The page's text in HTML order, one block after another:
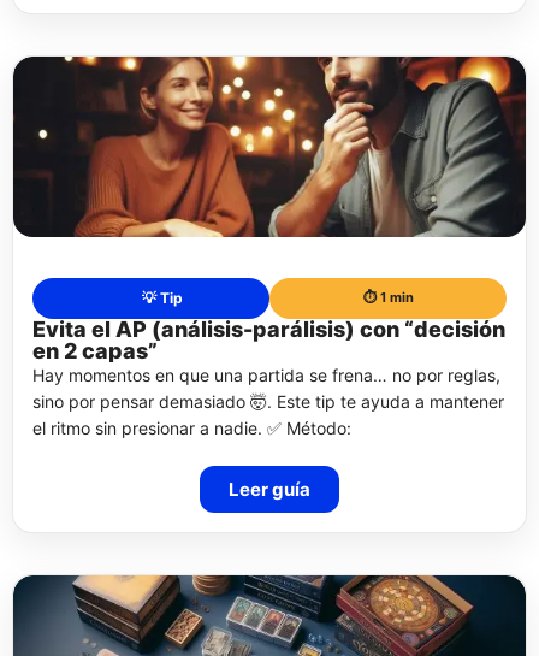
💡 Tip ⏱️ 1 min
Evita el AP (análisis-parálisis) con “decisión
en 2 capas”
Hay momentos en que una partida se frena… no por reglas,
sino por pensar demasiado 🤯. Este tip te ayuda a mantener
el ritmo sin presionar a nadie. ✅ Método:
Leer guía